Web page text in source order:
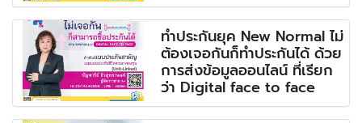
ทำประกันยุค New Normal ไม่
ต้องเจอกันก็ทำประกันได้ ด้วย
การส่งข้อมูลออนไลน์ ที่เรียก
ว่า Digital face to face